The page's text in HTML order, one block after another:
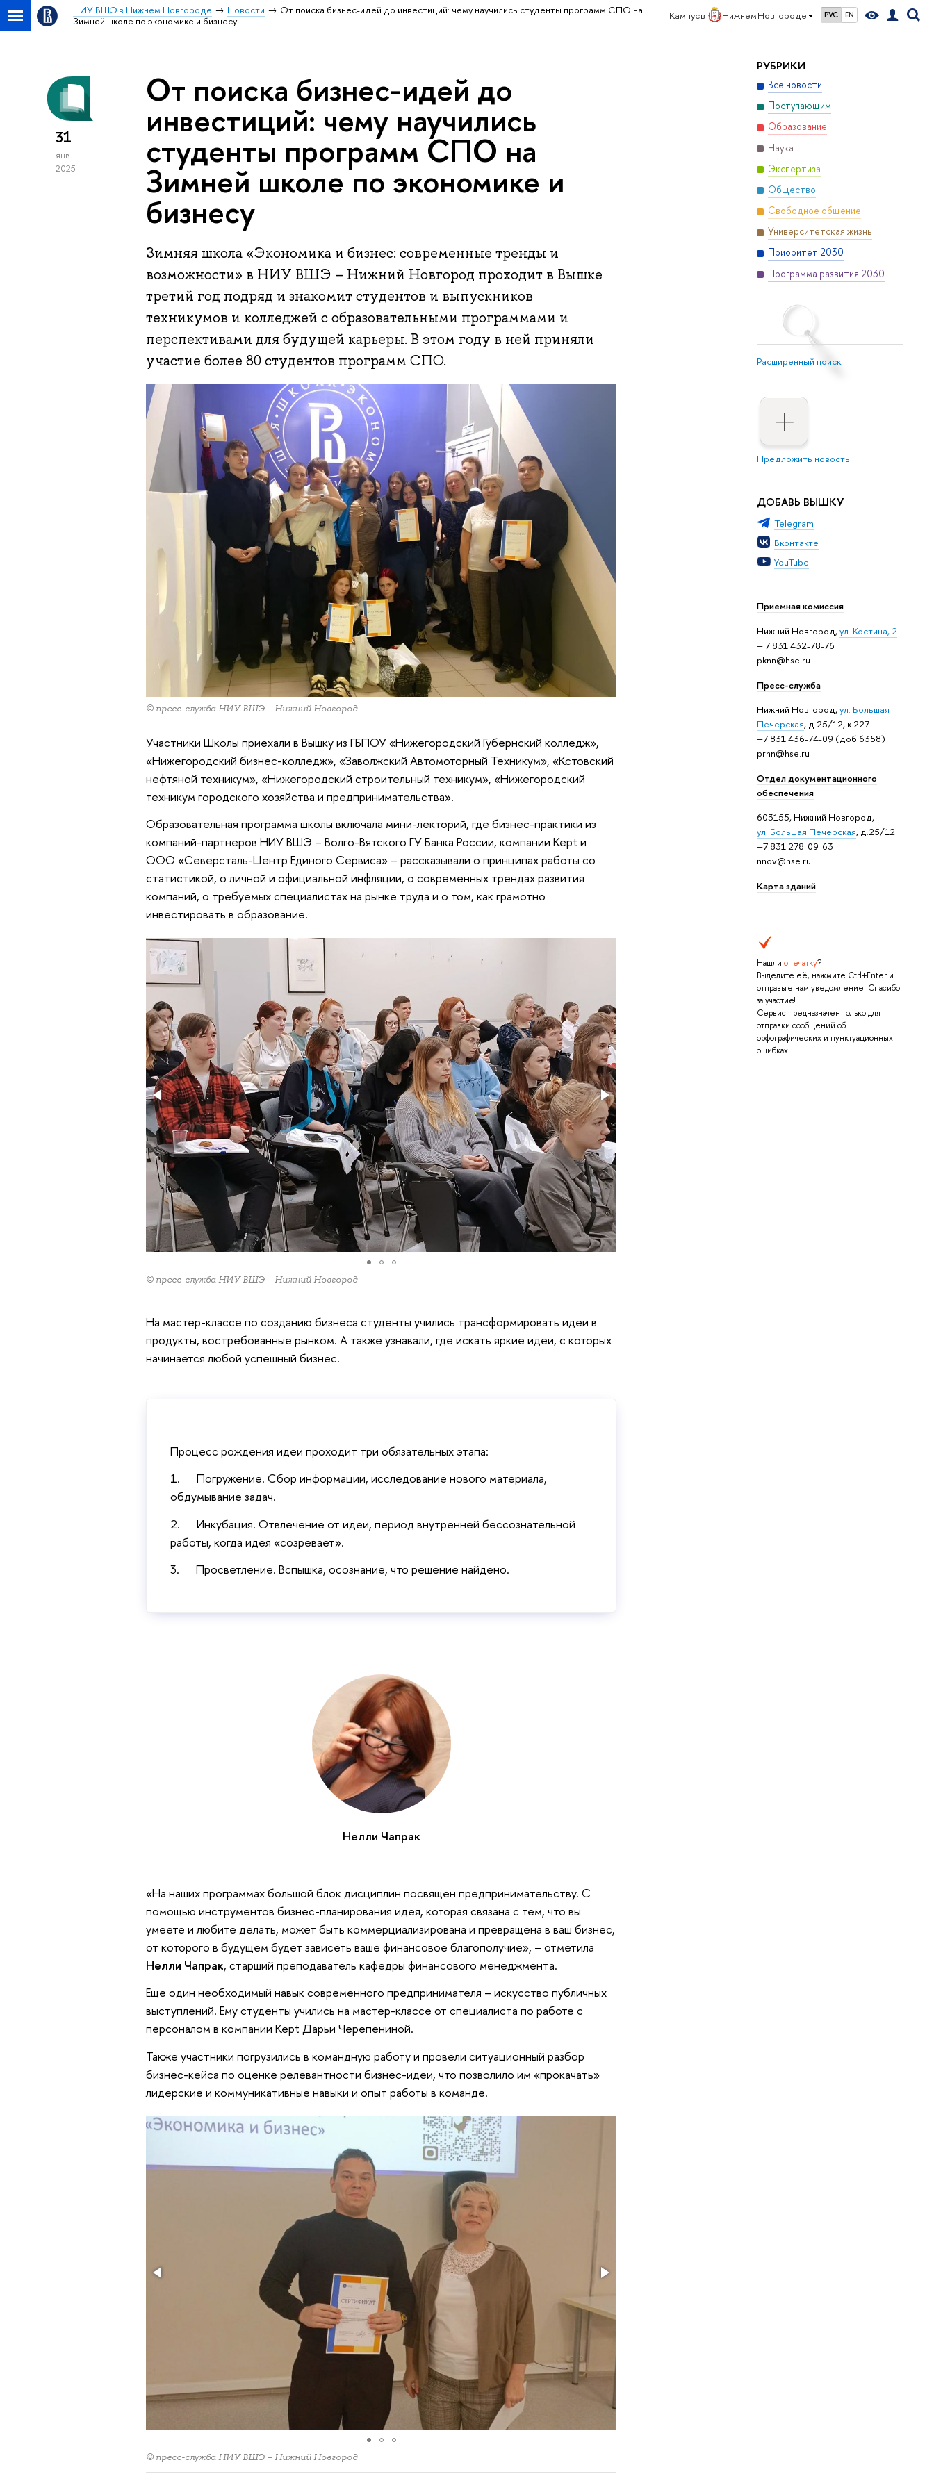
Кампус в Нижнем Новгороде РУС EN
НИУ ВШЭ в Нижнем Новгороде Новости
От поиска бизнес-идей до инвестиций: чему научились студенты программ СПО на
Зимней школе по экономике и бизнесу
РУБРИКИ
Все новости
Поступающим
Образование
Наука
Экспертиза
Общество
Свободное общение
Университетская жизнь
Приоритет 2030
Программа развития 2030
Расширенный поиск
Предложить новость
ДОБАВЬ ВЫШКУ
Telegram
Вконтакте
YouTube
Приемная комиссия
Нижний Новгород,ул. Костина, 2
+ 7 831 432-78-76
pknn@hse.ru
Пресс-служба
Нижний Новгород,ул. Большая
Печерская, д.25/12, к.227
+7 831 436-74-09 (доб.6358)
prnn@hse.ru
Отдел документационного
обеспечения
603155, Нижний Новгород,
ул. Большая Печерская, д.25/12
+7 831 278-09-63
nnov@hse.ru
Карта зданий
Нашли опечатку?
Выделите её, нажмите Ctrl+Enter и
отправьте нам уведомление. Спасибо
за участие!
Сервис предназначен только для
отправки сообщений об
орфографических и пунктуационных
ошибках.
31
янв
2025
От поиска бизнес-идей до
инвестиций: чему научились
студенты программ СПО на
Зимней школе по экономике и
бизнесу
Зимняя школа «Экономика и бизнес: современные тренды и
возможности» в НИУ ВШЭ – Нижний Новгород проходит в Вышке
третий год подряд и знакомит студентов и выпускников
техникумов и колледжей с образовательными программами и
перспективами для будущей карьеры. В этом году в ней приняли
участие более 80 студентов программ СПО.
© пресс-служба НИУ ВШЭ – Нижний Новгород
Участники Школы приехали в Вышку из ГБПОУ «Нижегородский Губернский колледж»,
«Нижегородский бизнес-колледж», «Заволжский Автомоторный Техникум», «Кстовский
нефтяной техникум», «Нижегородский строительный техникум», «Нижегородский
техникум городского хозяйства и предпринимательства».
Образовательная программа школы включала мини-лекторий, где бизнес-практики из
компаний-партнеров НИУ ВШЭ – Волго-Вятского ГУ Банка России, компании Kept и
ООО «Северсталь-Центр Единого Сервиса» – рассказывали о принципах работы со
статистикой, о личной и официальной инфляции, о современных трендах развития
компаний, о требуемых специалистах на рынке труда и о том, как грамотно
инвестировать в образование.
© пресс-служба НИУ ВШЭ – Нижний Новгород
На мастер-классе по созданию бизнеса студенты учились трансформировать идеи в
продукты, востребованные рынком. А также узнавали, где искать яркие идеи, с которых
начинается любой успешный бизнес.
Процесс рождения идеи проходит три обязательных этапа:
1. Погружение. Сбор информации, исследование нового материала,
обдумывание задач.
2. Инкубация. Отвлечение от идеи, период внутренней бессознательной
работы, когда идея «созревает».
3. Просветление. Вспышка, осознание, что решение найдено.
Нелли Чапрак
«На наших программах большой блок дисциплин посвящен предпринимательству. С
помощью инструментов бизнес-планирования идея, которая связана с тем, что вы
умеете и любите делать, может быть коммерциализирована и превращена в ваш бизнес,
от которого в будущем будет зависеть ваше финансовое благополучие», – отметила
Нелли Чапрак, старший преподаватель кафедры финансового менеджмента.
Еще один необходимый навык современного предпринимателя – искусство публичных
выступлений. Ему студенты учились на мастер-классе от специалиста по работе с
персоналом в компании Kept Дарьи Черепениной.
Также участники погрузились в командную работу и провели ситуационный разбор
бизнес-кейса по оценке релевантности бизнес-идеи, что позволило им «прокачать»
лидерские и коммуникативные навыки и опыт работы в команде.
© пресс-служба НИУ ВШЭ – Нижний Новгород